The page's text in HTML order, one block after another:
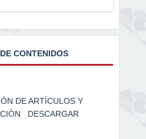
CONTENIDOS
DE ARTÍCULOS Y
DESCARGAR